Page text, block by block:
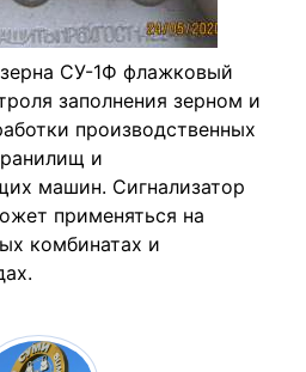
СУ-1Ф флажковый
заполнения зерном и
производственных
и
машин. Сигнализатор
применяться на
комбинатах и